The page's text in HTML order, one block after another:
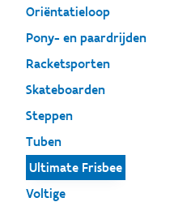
Oriëntatieloop
Pony- en paardrijden
Racketsporten
Skateboarden
Steppen
Tuben
Ultimate Frisbee
Voltige